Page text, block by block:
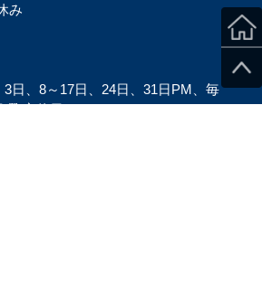
み
3日、8～17日、24日、31日PM、毎
曜(定休日)